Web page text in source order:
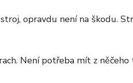
opravdu není na škodu.
Není potřeba mít z něčeho